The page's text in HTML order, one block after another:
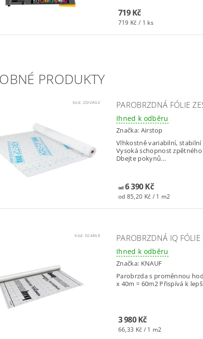
719 Kč
719 Kč / 1 ks
PRODUKTY
Kód: 2DIVAGV PAROBRZDNÁ FÓLIE
Ihned k odběru
Značka: Airstop
Vlhkostně variabilní,
Vysoká schopnost
Dbejte pokynů...
od6 390 Kč
od 85,20 Kč / 1 m2
Kód: 504868 PAROBRZDNÁ IQ
Ihned k odběru
Značka: KNAUF
Parobrzda s proměnnou
3 980 Kč
66,33 Kč / 1 m2